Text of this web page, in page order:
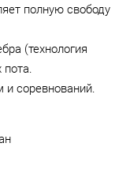
полную свободу
(технология
пота.
и соревнований.